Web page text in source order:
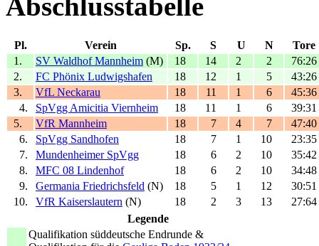
Pl. Verein Sp. S U N
Tore
1.
SV Waldhof Mannheim (M) 18 14 2 2
76:26
2.
FC Phönix Ludwigshafen 18 12 1 5
43:26
3.
VfL Neckarau 18 11 1 6
45:36
4.
SpVgg Amicitia Viernheim 18 11 1 6
39:31
5.
VfR Mannheim 18 7 4 7
47:40
6.
SpVgg Sandhofen 18 7 1 10
23:35
7.
Mundenheimer SpVgg 18 6 2 10
35:42
8.
MFC 08 Lindenhof 18 6 2 10
34:48
9.
Germania Friedrichsfeld (N) 18 5 1 12
30:51
10.
VfR Kaiserslautern (N) 18 2 3 13
27:64
Legende
Qualifikation süddeutsche Endrunde &